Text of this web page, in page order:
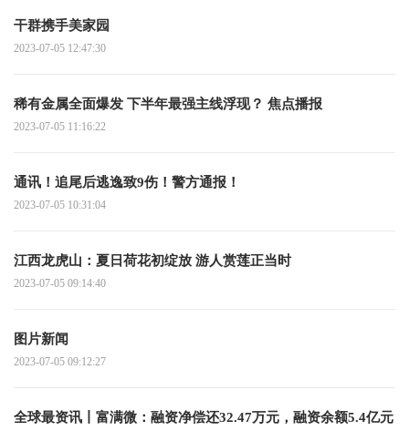
干群携手美家园
2023-07-05 12:47:30
稀有金属全面爆发 下半年最强主线浮现？ 焦点播报
2023-07-05 11:16:22
通讯！追尾后逃逸致9伤！警方通报！
2023-07-05 10:31:04
江西龙虎山：夏日荷花初绽放 游人赏莲正当时
2023-07-05 09:14:40
图片新闻
2023-07-05 09:12:27
全球最资讯丨富满微：融资净偿还32.47万元，融资余额5.4亿元